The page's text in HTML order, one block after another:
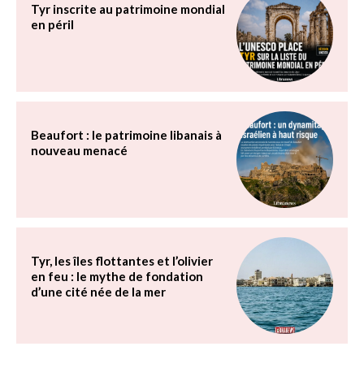
Tyr inscrite au patrimoine mondial
en péril
Beaufort : le patrimoine libanais à
nouveau menacé
Tyr, les îles flottantes et l’olivier
en feu : le mythe de fondation
d’une cité née de la mer